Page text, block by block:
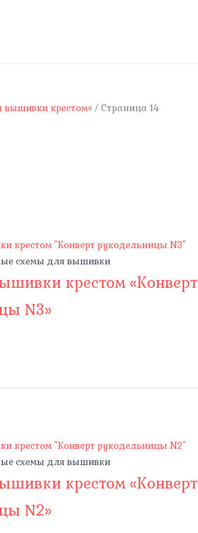
вышивки крестом» / Страница 14
схемы для вышивки
крестом «Конверт
N3»
схемы для вышивки
крестом «Конверт
N2»